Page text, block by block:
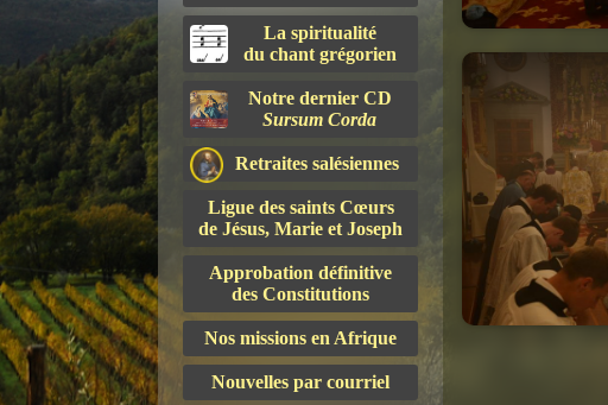
La spiritualité
du chant grégorien
Notre dernier CD
Sursum Corda
Retraites salésiennes
Ligue des saints Cœurs
de Jésus, Marie et Joseph
Approbation définitive
des Constitutions
Nos missions en Afrique
Nouvelles par courriel